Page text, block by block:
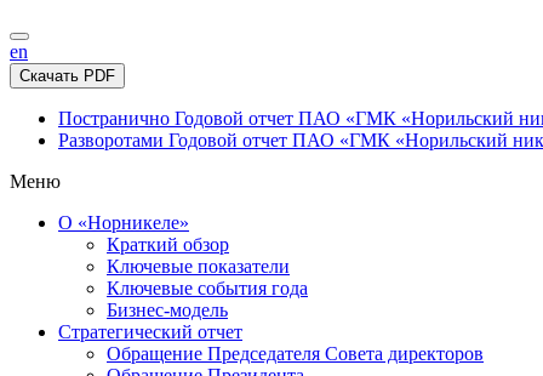
en
Скачать PDF
Постранично Годовой отчет ПАО «ГМК «Норильский
Разворотами Годовой отчет ПАО «ГМК «Норильский
Меню
О «Норникеле»
Краткий обзор
Ключевые показатели
Ключевые события года
Бизнес-модель
Стратегический отчет
Обращение Председателя Совета директоров